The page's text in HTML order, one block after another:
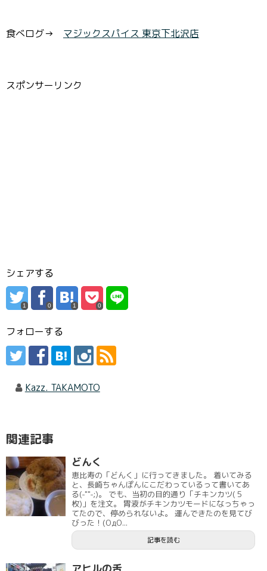
食べログ→ マジックスパイス 東京下北沢店
スポンサーリンク
シェアする
1 0 1 0
フォローする
Kazz. TAKAMOTO
関連記事
どんく
恵比寿の「どんく」に行ってきました。 着いてみる
と、長崎ちゃんぽんにこだわっているって書いてあ
る(-""-;)。 でも、当初の目的通り「チキンカツ(５
枚)」を注文。 胃液がチキンカツモードになっちゃっ
てたので、停められないよ。 運んできたのを見てび
びった！(ΟдΟ...
記事を読む